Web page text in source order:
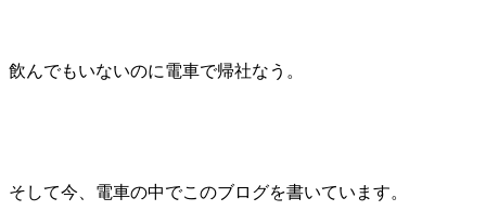
飲んでもいないのに電車で帰社なう。
そして今、電車の中でこのブログを書いています。